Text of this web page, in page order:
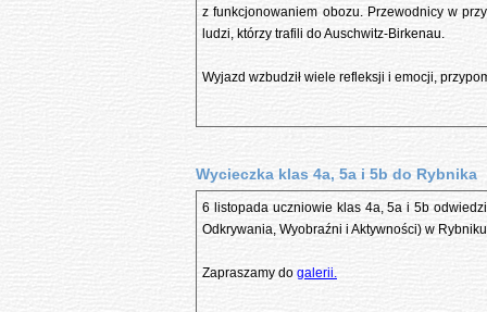
z funkcjonowaniem obozu. Przewodnicy w
ludzi, którzy trafili do Auschwitz-Birkenau.
Wyjazd wzbudził wiele refleksji i emocji,
Wycieczka klas 4a, 5a i 5b do Rybnika
6 listopada uczniowie klas 4a, 5a i 5b
Odkrywania, Wyobraźni i Aktywności) w
Zapraszamy do galerii.